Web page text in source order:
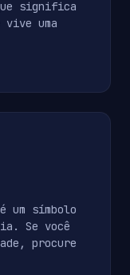
significa
uma
um símbolo
Se você
procure